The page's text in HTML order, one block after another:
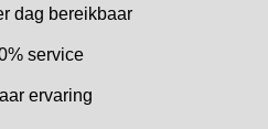
dag bereikbaar
service
ervaring